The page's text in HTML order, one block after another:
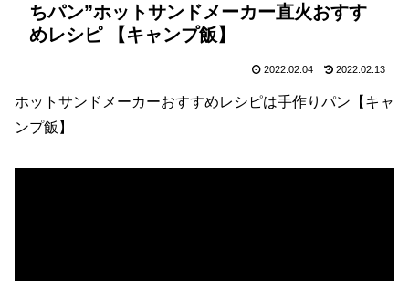
ちパン”ホットサンドメーカー直火おすす
めレシピ 【キャンプ飯】
2022.02.04 2022.02.13
ホットサンドメーカーおすすめレシピは手作りパン【キャ
ンプ飯】